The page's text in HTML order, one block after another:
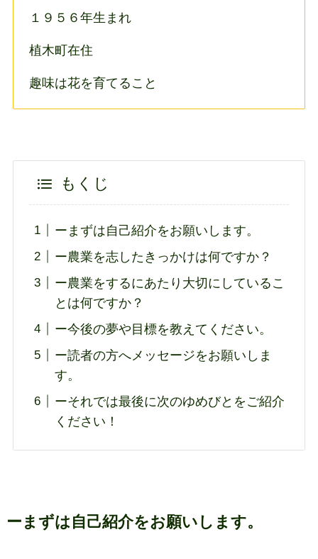
１９５６年生まれ
植木町在住
趣味は花を育てること
もくじ
ーまずは自己紹介をお願いします。
ー農業を志したきっかけは何ですか？
ー農業をするにあたり大切にしているこ
とは何ですか？
ー今後の夢や目標を教えてください。
ー読者の方へメッセージをお願いしま
す。
ーそれでは最後に次のゆめびとをご紹介
ください！
ーまずは自己紹介をお願いします。